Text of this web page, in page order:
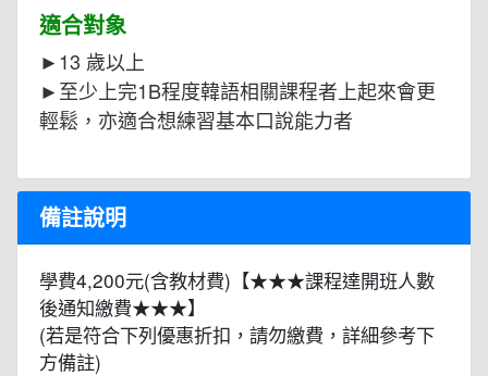
適合對象
►13 歲以上
►至少上完1B程度韓語相關課程者上起來會更
輕鬆，亦適合想練習基本口說能力者
備註說明
學費4,200元(含教材費)【★★★課程達開班人數
後通知繳費★★★】
(若是符合下列優惠折扣，請勿繳費，詳細參考下
方備註)